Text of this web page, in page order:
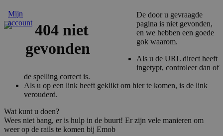
Mijn
account
De door u gevraagde
pagina is niet gevonden,
en we hebben een goede
gok waarom.
Als u de URL direct heeft
ingetypt, controleer dan of
de spelling correct is.
Als u op een link heeft geklikt om hier te komen, is de link
verouderd.
Wat kunt u doen?
Wees niet bang, er is hulp in de buurt! Er zijn vele manieren om
weer op de rails te komen bij Emob